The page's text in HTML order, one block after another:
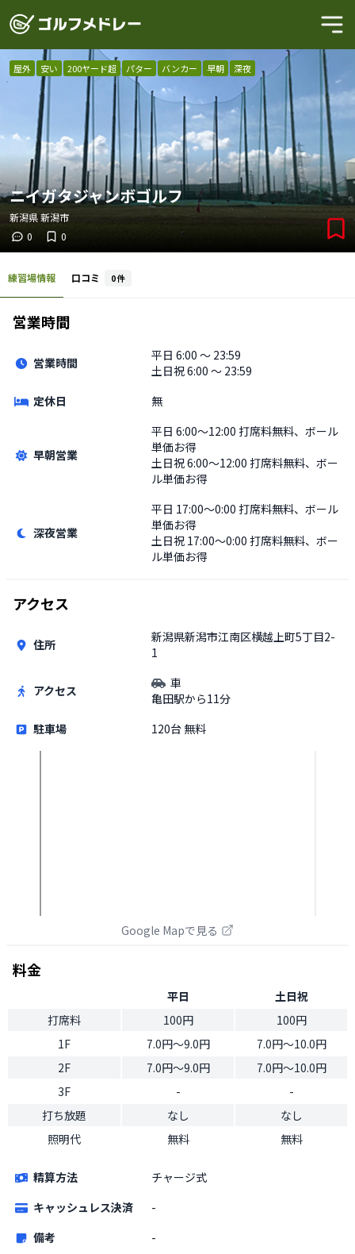
屋外 安い 200ヤード超 パター バンカー 早朝 深夜
ニイガタジャンボゴルフ
新潟県新潟市
0
0
練習場情報 口コミ 0件
営業時間
営業時間 平日 6:00 〜 23:59
土日祝6:00 〜 23:59
定休日
無
早朝営業
平日 6:00〜12:00 打席料無料、ボール
単価お得
土日祝6:00〜12:00 打席料無料、ボー
ル単価お得
深夜営業
平日 17:00〜0:00 打席料無料、ボール
単価お得
土日祝 17:00〜0:00 打席料無料、ボー
ル単価お得
アクセス
住所
新潟県新潟市江南区横越上町5丁目2-
1
アクセス
車
亀田駅から11分
駐車場
120台 無料
Google Mapで見る
料金
平日
土日祝
打席料
100円
100円
1F
7.0円〜9.0円
7.0円〜10.0円
2F
7.0円〜9.0円
7.0円〜10.0円
3F
-
-
打ち放題
なし
なし
照明代
無料 無料
精算方法
チャージ式
キャッシュレス決済
-
備考
-